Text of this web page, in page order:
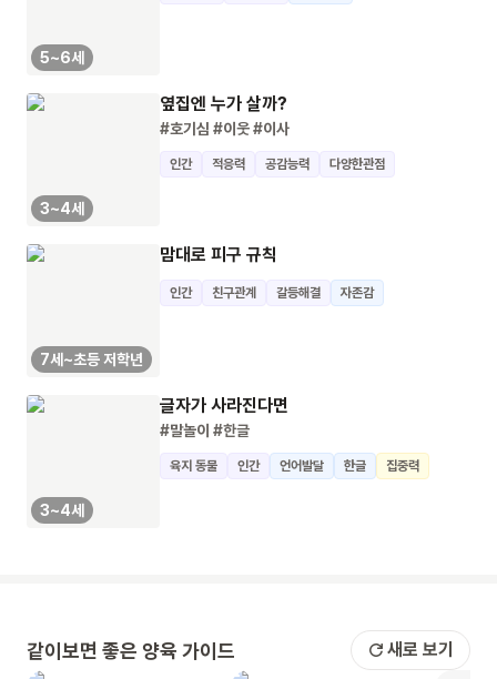
5~6세
3~4세
옆집엔 누가 살까?
#호기심 #이웃#이사
인간 적응력 공감능력 다양한관점
7세~초등 저학년
맘대로 피구 규칙
인간 친구관계 갈등해결 자존감
3~4세
글자가 사라진다면
#말놀이 #한글
육지 동물 인간 언어발달 한글 집중력
같이보면 좋은 양육 가이드 새로 보기